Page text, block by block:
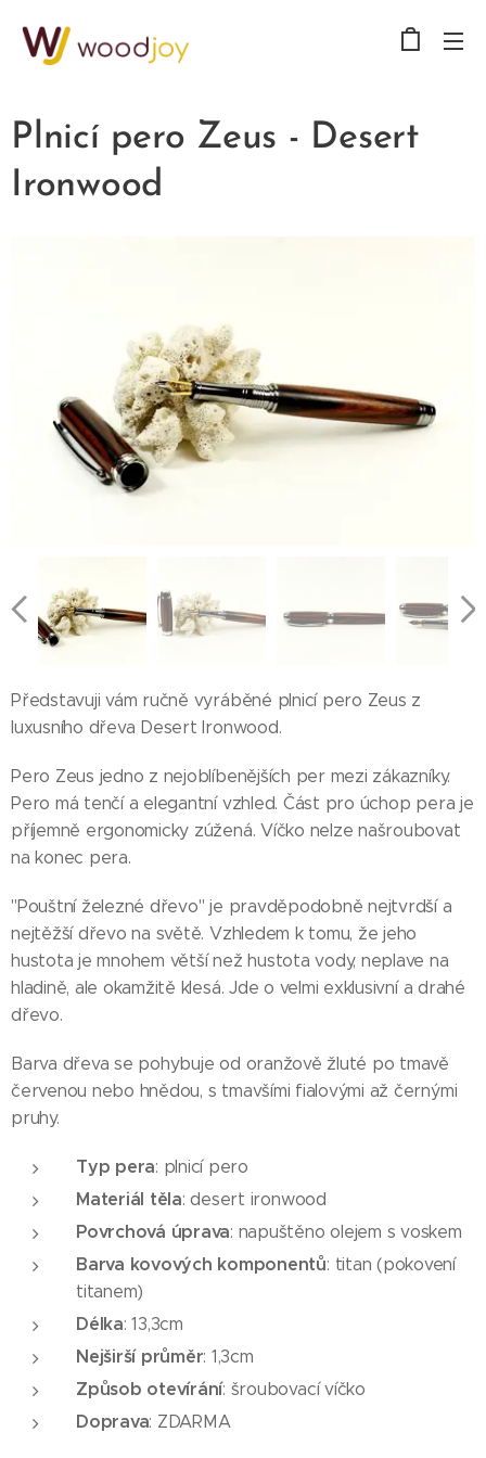
Plnicí pero Zeus - Desert
Ironwood
Představuji vám ručně vyráběné plnicí pero Zeus z
luxusního dřeva Desert Ironwood.
Pero Zeus jedno z nejoblíbenějších per mezi zákazníky.
Pero má tenčí a elegantní vzhled. Část pro úchop pera je
příjemně ergonomicky zúžená. Víčko nelze našroubovat
na konec pera.
"Pouštní železné dřevo" je pravděpodobně nejtvrdší a
nejtěžší dřevo na světě. Vzhledem k tomu, že jeho
hustota je mnohem větší než hustota vody, neplave na
hladině, ale okamžitě klesá. Jde o velmi exklusivní a drahé
dřevo.
Barva dřeva se pohybuje od oranžově žluté po tmavě
červenou nebo hnědou, s tmavšími fialovými až černými
pruhy.
Typ pera: plnicí pero
Materiál těla: desert ironwood
Povrchová úprava: napuštěno olejem s voskem
Barva kovových komponentů: titan (pokovení
titanem)
Délka: 13,3cm
Nejširší průměr: 1,3cm
Způsob otevírání: šroubovací víčko
Doprava: ZDARMA